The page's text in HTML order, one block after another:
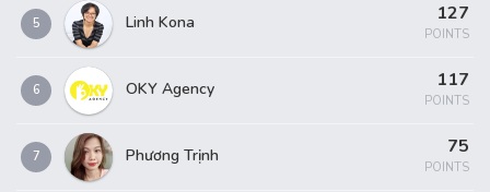
5 Linh Kona 127
POINTS
6 OKY Agency 117
POINTS
7 Phương Trịnh 75
POINTS